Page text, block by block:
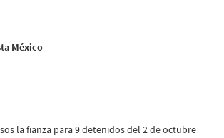
México
la fianza para 9 detenidos del 2 de octubre